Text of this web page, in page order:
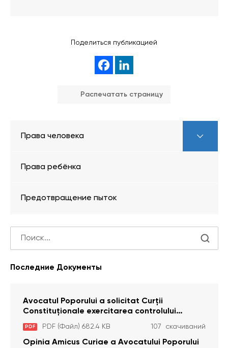
Поделиться публикацией
Распечатать страницу
Права человека
Права ребёнка
Предотвращение пыток
Последние Документы
Avocatul Poporului a solicitat Curţii
Constituţionale exercitarea controlului
constituţionalităţii unor prevederi cu privire la
plata alocației sociale de stat persoanelor
cu dizabilitați care sunt private de liberate
PDF PDF (Файл) 682.4 KB 107 скачиваний
Opinia Amicus Curiae a Avocatului Poporului